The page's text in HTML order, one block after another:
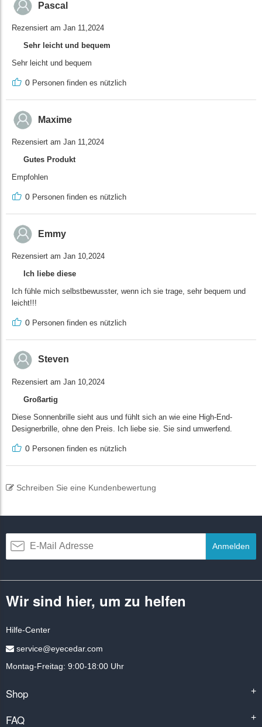
Pascal
Rezensiert am Jan 11,2024
Sehr leicht und bequem
Sehr leicht und bequem
0 Personen finden es nützlich
Maxime
Rezensiert am Jan 11,2024
Gutes Produkt
Empfohlen
0 Personen finden es nützlich
Emmy
Rezensiert am Jan 10,2024
Ich liebe diese
Ich fühle mich selbstbewusster, wenn ich sie trage, sehr bequem und
leicht!!!
0 Personen finden es nützlich
Steven
Rezensiert am Jan 10,2024
Großartig
Diese Sonnenbrille sieht aus und fühlt sich an wie eine High-End-
Designerbrille, ohne den Preis. Ich liebe sie. Sie sind umwerfend.
0 Personen finden es nützlich
Schreiben Sie eine Kundenbewertung
Anmelden
Wir sind hier, um zu helfen
Hilfe-Center
service@eyecedar.com
Montag-Freitag: 9:00-18:00 Uhr
Shop +
FAQ +